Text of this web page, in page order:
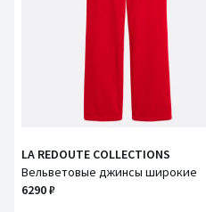
LA REDOUTE COLLECTIONS
Вельветовые джинсы широкие
6290 ₽